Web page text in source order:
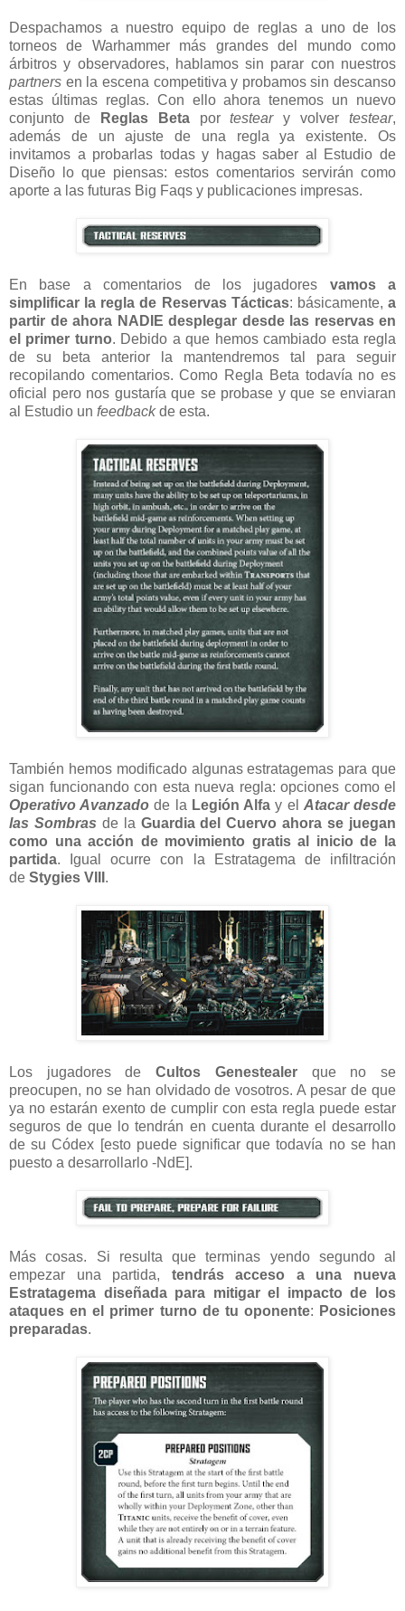
Despachamos a nuestro equipo de reglas a uno de los
torneos de Warhammer más grandes del mundo como
árbitros y observadores, hablamos sin parar con nuestros
partners en la escena competitiva y probamos sin descanso
estas últimas reglas. Con ello ahora tenemos un nuevo
conjunto de
Reglas Betaportesteary volver testear,
además de un ajuste de una regla ya existente. Os
invitamos a probarlas todas y hagas saber al Estudio de
Diseño lo que piensas: estos comentarios servirán como
aporte a las futuras Big Faqs y publicaciones impresas.
En base a comentarios de los jugadores vamos a
simplificar la regla de Reservas Tácticas: básicamente,a
partir de ahora NADIE desplegar desde las reservas en
el primer turno. Debido a que hemos cambiado esta regla
de su beta anterior la mantendremos tal para seguir
recopilando comentarios. Como Regla Beta todavía no es
oficial pero nos gustaría que se probase y que se enviaran
al Estudio un feedbackde esta.
También hemos modificado algunas estratagemas para que
sigan funcionando con esta nueva regla: opciones como el
Operativo Avanzadode la Legión Alfa y el Atacar desde
las Sombras de la Guardia del Cuervo ahora se juegan
como una acción de movimiento gratis al inicio de la
partida. Igual ocurre con la Estratagema de infiltración
de Stygies VIII .
Los jugadores deCultos Genestealerque no se
preocupen, no se han olvidado de vosotros. A pesar de que
ya no estarán exento de cumplir con esta regla puede estar
seguros de que lo tendrán en cuenta durante el desarrollo
de su Códex [esto puede significar que todavía no se han
puesto a desarrollarlo -NdE].
Más cosas. Si resulta que terminas yendo segundo al
empezar una partida, tendrás acceso a una nueva
Estratagema diseñada para mitigar el impacto de los
ataques en el primer turno de tu oponente: Posiciones
preparadas.